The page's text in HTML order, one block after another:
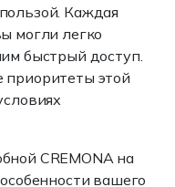
Каждая
могли легко
быстрый доступ.
этой
CREMONA на
вашего